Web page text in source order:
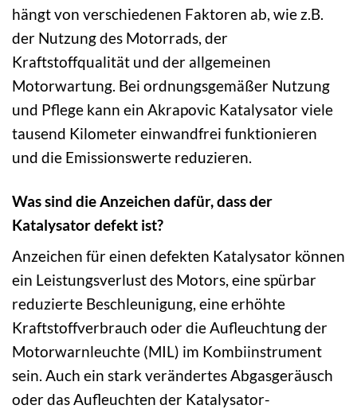
hängt von verschiedenen Faktoren ab, wie z.B.
der Nutzung des Motorrads, der
Kraftstoffqualität und der allgemeinen
Motorwartung. Bei ordnungsgemäßer Nutzung
und Pflege kann ein Akrapovic Katalysator viele
tausend Kilometer einwandfrei funktionieren
und die Emissionswerte reduzieren.
Was sind die Anzeichen dafür, dass der
Katalysator defekt ist?
Anzeichen für einen defekten Katalysator können
ein Leistungsverlust des Motors, eine spürbar
reduzierte Beschleunigung, eine erhöhte
Kraftstoffverbrauch oder die Aufleuchtung der
Motorwarnleuchte (MIL) im Kombiinstrument
sein. Auch ein stark verändertes Abgasgeräusch
oder das Aufleuchten der Katalysator-